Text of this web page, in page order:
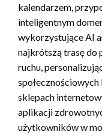
kalendarzem,
inteligentnym
wykorzystujące AI
najkrótszą trasę do
ruchu,
sklepach
aplikacji
użytkowników w